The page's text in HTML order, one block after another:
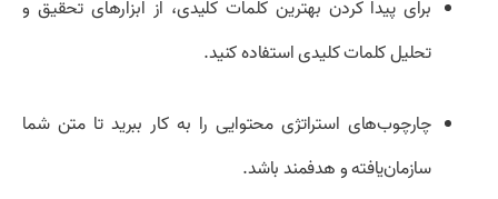
برای پیدا کردن بهترین کلمات کلیدی، از ابزارهای تحقیق و
تحلیل کلمات کلیدی استفاده کنید.
چارچوب‌های استراتژی محتوایی را به کار ببرید تا متن شما
سازمان‌یافته و هدفمند باشد.